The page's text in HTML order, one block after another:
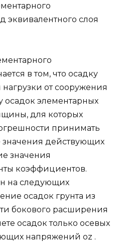
эквивалентного слоя
в том, что осадку
от сооружения
осадок элементарных
для которых
принимать
значения действующих
значения
коэффициентов.
на следующих
осадок грунта из
бокового расширения
осадок только осевых
напряжений oz .